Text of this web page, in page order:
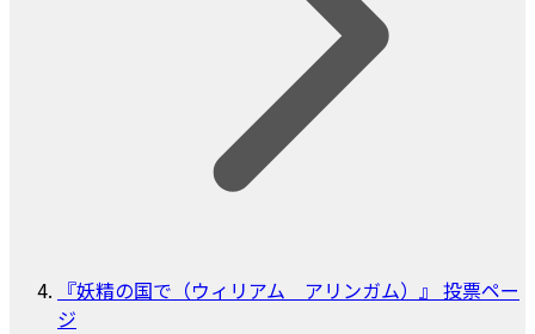
『妖精の国で（ウィリアム アリンガム）』 投票ペー
ジ